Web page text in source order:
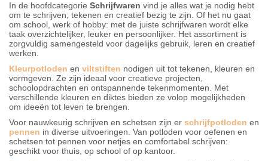
In de hoofdcategorie Schrijfwaren vind je alles wat je nodig hebt
om te schrijven, tekenen en creatief bezig te zijn. Of het nu gaat
om school, werk of hobby: met de juiste schrijfwaren wordt elke
taak overzichtelijker, leuker en persoonlijker. Het assortiment is
zorgvuldig samengesteld voor dagelijks gebruik, leren en creatief
werken.
Kleurpotloden en viltstiften nodigen uit tot tekenen, kleuren en
vormgeven. Ze zijn ideaal voor creatieve projecten,
schoolopdrachten en ontspannende tekenmomenten. Met
verschillende kleuren en diktes bieden ze volop mogelijkheden
om ideeën tot leven te brengen.
Voor nauwkeurig schrijven en schetsen zijn er schrijfpotloden en
pennen in diverse uitvoeringen. Van potloden voor oefenen en
schetsen tot pennen voor netjes en comfortabel schrijven:
geschikt voor thuis, op school of op kantoor.